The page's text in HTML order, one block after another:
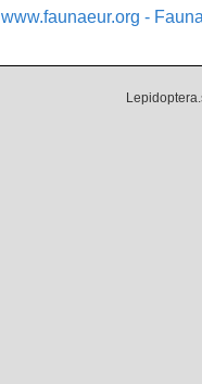
www.faunaeur.org -